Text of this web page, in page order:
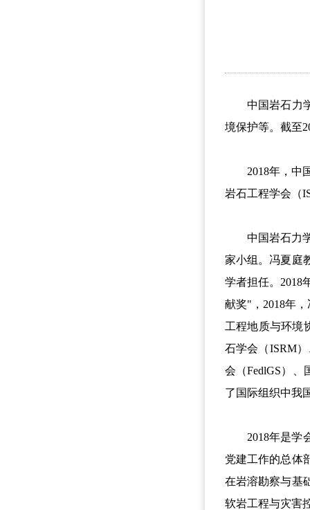
中国岩石力学
境保护等。截至
2018年，中国
岩石工程学会（
中国岩石力学
家小组。冯夏庭
学者担任。2018
献奖"，2018年
工程地质与环境
石学会（ISRM
会（FedlGS）
了国际组织中我
2018年是学会
党建工作的总体
在岩溶勘察与基
软岩工程与灾害